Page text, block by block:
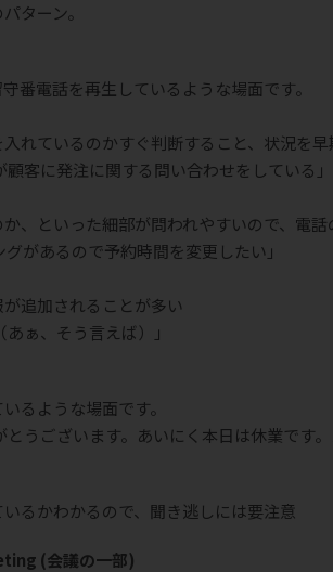
ターン。
番電話を再生しているような場面です。
れているのかすぐ判断すること、状況を
客に発注に関する問い合わせをしている」
、といった細部が問われやすいので、電
があるので予約時間を変更したい」
追加されることが多い
ぁ、そう言えば）」
るような場面です。
うございます。あいにく本日は休業です
るかわかるので、聞き逃しには要注意
(会議の一部)